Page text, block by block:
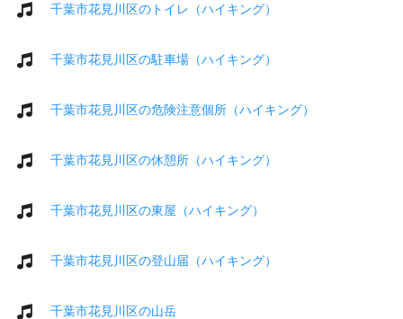
千葉市花見川区のトイレ（ハイキング）
千葉市花見川区の駐車場（ハイキング）
千葉市花見川区の危険注意個所（ハイキング）
千葉市花見川区の休憩所（ハイキング）
千葉市花見川区の東屋（ハイキング）
千葉市花見川区の登山届（ハイキング）
千葉市花見川区の山岳